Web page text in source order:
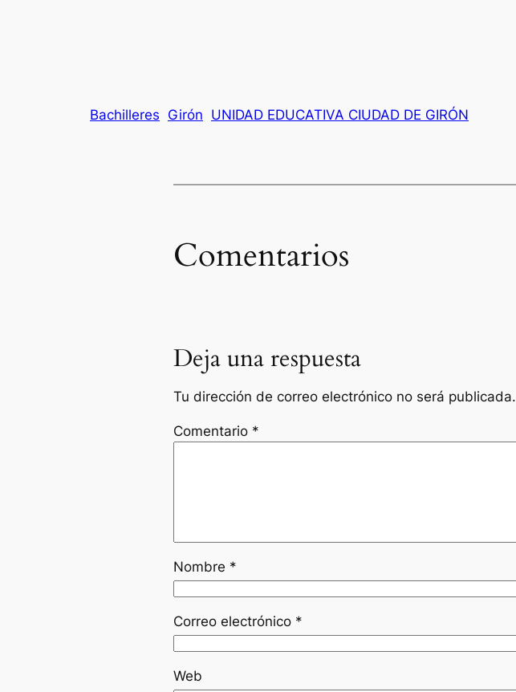
Bachilleres Girón UNIDAD EDUCATIVA CIUDAD DE GIRÓN
Comentarios
Deja una respuesta
Tu dirección de correo electrónico no será publicada.
Comentario *
Nombre *
Correo electrónico *
Web